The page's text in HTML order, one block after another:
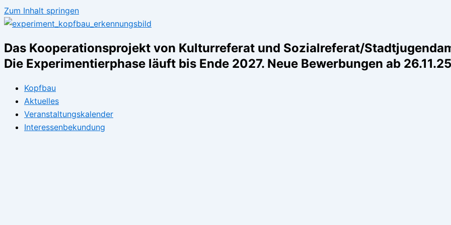
Zum Inhalt springen
Das Kooperationsprojekt von Kulturreferat und Sozialreferat/
Die Experimentierphase läuft bis Ende 2027. Neue Bewerbungen ab
Kopfbau
Aktuelles
Veranstaltungskalender
Interessenbekundung